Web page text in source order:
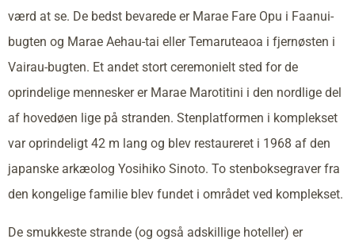
værd at se. De bedst bevarede er Marae Fare Opu i Faanui-
bugten og Marae Aehau-tai eller Temaruteaoa i fjernøsten i
Vairau-bugten. Et andet stort ceremonielt sted for de
oprindelige mennesker er Marae Marotitini i den nordlige del
af hovedøen lige på stranden. Stenplatformen i komplekset
var oprindeligt 42 m lang og blev restaureret i 1968 af den
japanske arkæolog Yosihiko Sinoto. To stenboksegraver fra
den kongelige familie blev fundet i området ved komplekset.
De smukkeste strande (og også adskillige hoteller) er